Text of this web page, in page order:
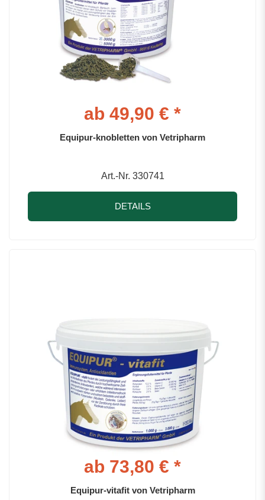
ab 49,90 € *
Equipur-knobletten von Vetripharm
Art.-Nr. 330741
DETAILS
ab 73,80 € *
Equipur-vitafit von Vetripharm